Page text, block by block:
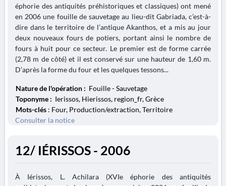
éphorie des antiquités préhistoriques et classiques) ont mené
en 2006 une fouille de sauvetage au lieu-dit Gabriada, c’est-à-
dire dans le territoire de l’antique Akanthos, et a mis au jour
deux nouveaux fours de potiers, portant ainsi le nombre de
fours à huit pour ce secteur. Le premier est de forme carrée
(2,78 m de côté) et il est conservé sur une hauteur de 1,60 m.
D’après la forme du four et les quelques tessons...
Nature de l'opération : Fouille - Sauvetage
Toponyme : Ierissos, Hierissos, region_fr, Grèce
Mots-clés : Four, Production/extraction, Territoire
Consulter la notice
12/ IÉRISSOS - 2006
À Iérissos, L. Achilara (XVIe éphorie des antiquités